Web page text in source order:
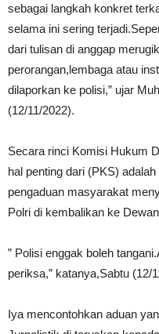
sebagai langkah konkret
selama ini sering
dari tulisan di anggap
perorangan,lembaga atau
dilaporkan ke polisi,” ujar
(12/11/2022).
Secara rinci Komisi Hukum
hal penting dari (PKS)
pengaduan masyarakat
Polri di kembalikan ke
” Polisi enggak boleh
periksa,” katanya,Sabtu (12/
Iya mencontohkan aduan